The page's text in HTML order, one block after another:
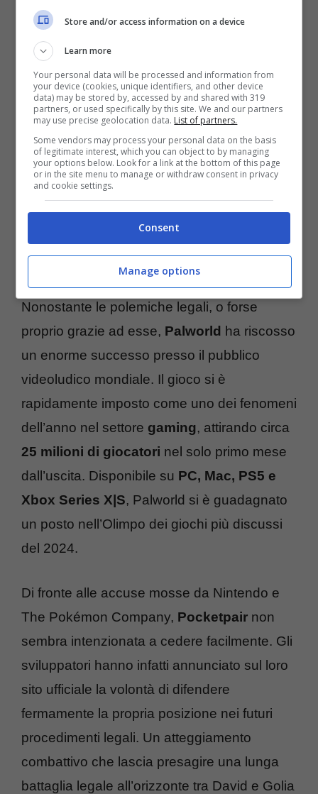
La spiegazione potrebbe risiedere nel fatto
che i danni chiesti rappresentano soltanto
una parte del presunto danno subito dalle
compagnie tra il lancio del gioco a gennaio e
l’avvio della causa legale a settembre dello
stesso anno. È plausibile ipotizzare che
questa sia solo una prima tranche del
risarcimento richiesto, in attesa dell’esito
definitivo della causa che potrebbe portare
alla richiesta di ulteriori indennizzi.
Nonostante le polemiche legali, o forse
proprio grazie ad esse, Palworld ha riscosso
un enorme successo presso il pubblico
videoludico mondiale. Il gioco si è
rapidamente imposto come uno dei fenomeni
dell’anno nel settore gaming, attirando circa
25 milioni di giocatori nel solo primo mese
dall’uscita. Disponibile su PC, Mac, PS5 e
Xbox Series X|S, Palworld si è guadagnato
un posto nell’Olimpo dei giochi più discussi
del 2024.
Di fronte alle accuse mosse da Nintendo e
The Pokémon Company, Pocketpair non
sembra intenzionata a cedere facilmente. Gli
sviluppatori hanno infatti annunciato sul loro
sito ufficiale la volontà di difendere
fermamente la propria posizione nei futuri
procedimenti legali. Un atteggiamento
combattivo che lascia presagire una lunga
battaglia legale all’orizzonte tra David e Golia
Store and/or access information on a device
Learn more
Your personal data will be processed and information from
your device (cookies, unique identifiers, and other device
data) may be stored by, accessed by and shared with 319
partners, or used specifically by this site. We and our partners
may use precise geolocation data. List of partners.
Some vendors may process your personal data on the basis
of legitimate interest, which you can object to by managing
your options below. Look for a link at the bottom of this page
or in the site menu to manage or withdraw consent in privacy
and cookie settings.
Consent
Manage options